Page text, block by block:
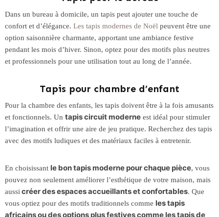
Dans un bureau à domicile, un tapis peut ajouter une touche de
confort et d’élégance. Les tapis modernes de Noël peuvent être une
option saisonnière charmante, apportant une ambiance festive
pendant les mois d’hiver. Sinon, optez pour des motifs plus neutres
et professionnels pour une utilisation tout au long de l’année.
Tapis pour chambre d’enfant
Pour la chambre des enfants, les tapis doivent être à la fois amusants
et fonctionnels. Un tapis circuit moderne est idéal pour stimuler
l’imagination et offrir une aire de jeu pratique. Recherchez des tapis
avec des motifs ludiques et des matériaux faciles à entretenir.
En choisissant le bon tapis moderne pour chaque pièce, vous
pouvez non seulement améliorer l’esthétique de votre maison, mais
aussi créer des espaces accueillants et confortables. Que
vous optiez pour des motifs traditionnels comme les tapis
africains ou des options plus festives comme les tapis de